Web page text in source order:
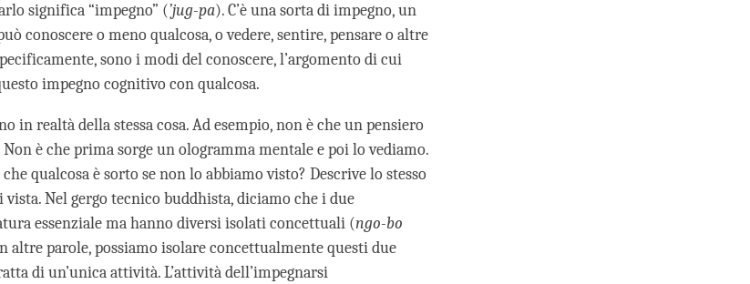
significa “impegno” (’jug-pa). C’è una sorta di impegno, un
conoscere o meno qualcosa, o vedere, sentire, pensare o altre
sono i modi del conoscere, l’argomento di cui
impegno cognitivo con qualcosa.
in realtà della stessa cosa. Ad esempio, non è che un pensiero
è che prima sorge un ologramma mentale e poi lo vediamo.
qualcosa è sorto se non lo abbiamo visto? Descrive lo stesso
vista. Nel gergo tecnico buddhista, diciamo che i due
essenziale ma hanno diversi isolati concettuali (ngo-bo
altre parole, possiamo isolare concettualmente questi due
di un’unica attività. L’attività dell’impegnarsi